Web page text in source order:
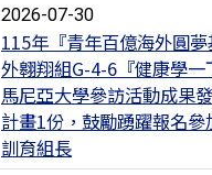
2026-07-30
115年『青年百億海外圓
外翱翔組G-4-6『健康學
馬尼亞大學參訪活動成果
計畫1份，鼓勵踴躍報名參
訓育組長